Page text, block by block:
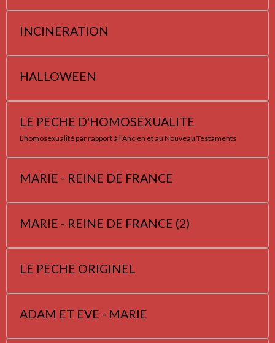
INCINERATION
HALLOWEEN
LE PECHE D'HOMOSEXUALITE
L'homosexualité par rapport à l'Ancien et au Nouveau Testaments
MARIE - REINE DE FRANCE
MARIE - REINE DE FRANCE (2)
LE PECHE ORIGINEL
ADAM ET EVE - MARIE